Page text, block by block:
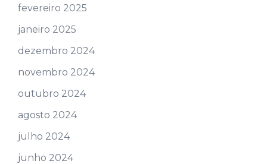
fevereiro 2025
janeiro 2025
dezembro 2024
novembro 2024
outubro 2024
agosto 2024
julho 2024
junho 2024